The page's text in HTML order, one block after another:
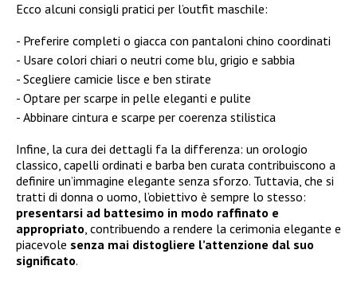
Ecco alcuni consigli pratici per l’outfit maschile:
Preferire completi o giacca con pantaloni chino coordinati
Usare colori chiari o neutri come blu, grigio e sabbia
Scegliere camicie lisce e ben stirate
Optare per scarpe in pelle eleganti e pulite
Abbinare cintura e scarpe per coerenza stilistica
Infine, la cura dei dettagli fa la differenza: un orologio
classico, capelli ordinati e barba ben curata contribuiscono a
definire un’immagine elegante senza sforzo. Tuttavia, che si
tratti di donna o uomo, l’obiettivo è sempre lo stesso:
presentarsi ad battesimo in modo raffinato e
appropriato, contribuendo a rendere la cerimonia elegante e
piacevole senza mai distogliere l’attenzione dal suo
significato.